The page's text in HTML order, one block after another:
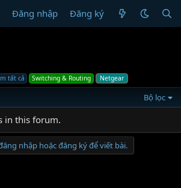
Đăng nhập Đăng ký
tất cả Switching & Routing Netgear
Bộ lọc
in this forum.
nhập hoặc đăng ký để viết bài.